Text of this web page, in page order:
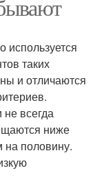
таких
и отличаются
всегда
ниже
на половину.